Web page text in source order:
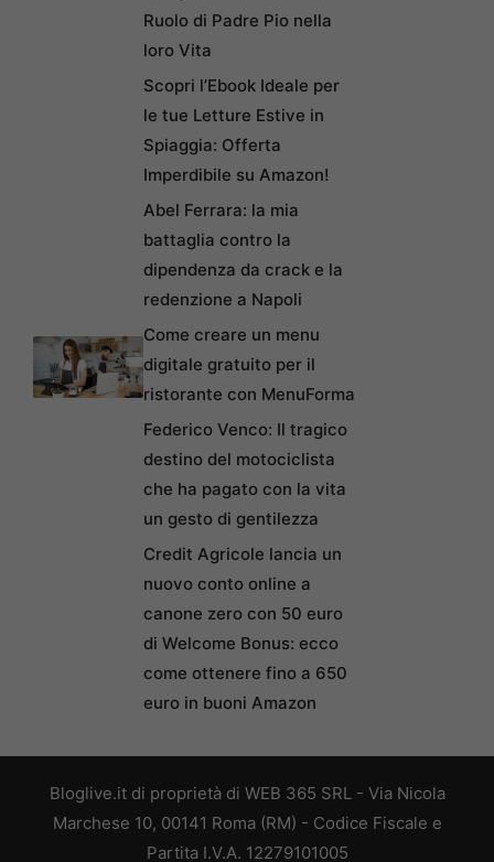
Ruolo di Padre Pio nella
loro Vita
Scopri l’Ebook Ideale per
le tue Letture Estive in
Spiaggia: Offerta
Imperdibile su Amazon!
Abel Ferrara: la mia
battaglia contro la
dipendenza da crack e la
redenzione a Napoli
Come creare un menu
digitale gratuito per il
ristorante con MenuForma
Federico Venco: Il tragico
destino del motociclista
che ha pagato con la vita
un gesto di gentilezza
Credit Agricole lancia un
nuovo conto online a
canone zero con 50 euro
di Welcome Bonus: ecco
come ottenere fino a 650
euro in buoni Amazon
Bloglive.it di proprietà di WEB 365 SRL - Via Nicola
Marchese 10, 00141 Roma (RM) - Codice Fiscale e
Partita I.V.A. 12279101005